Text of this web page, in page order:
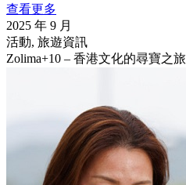
查看更多
2025 年 9 月
活動, 旅遊資訊
Zolima+10 – 香港文化的尋寶之旅